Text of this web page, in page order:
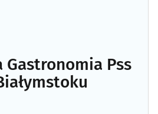
Gastronomia Pss